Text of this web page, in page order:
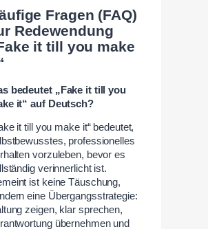
Fragen (FAQ)
Redewendung
it till you make
bedeutet „Fake it till you
it“ auf Deutsch?
it till you make it“ bedeutet,
professionelles
vorzuleben, bevor es
verinnerlicht ist.
ist keine Täuschung,
eine Übergangsstrategie:
zeigen, klar sprechen,
übernehmen und